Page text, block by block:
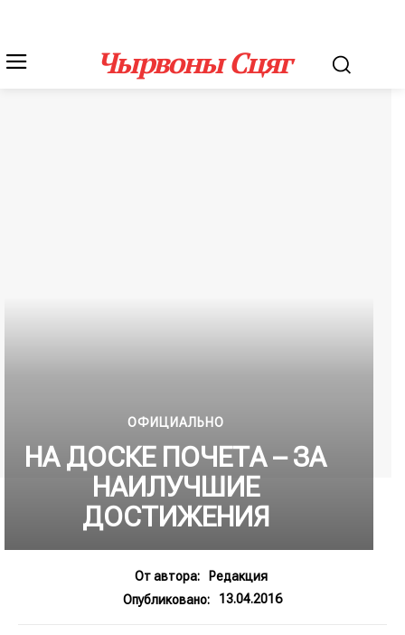
Чырвоны Сцяг
ОФИЦИАЛЬНО
НА ДОСКЕ ПОЧЕТА – ЗА
НАИЛУЧШИЕ
ДОСТИЖЕНИЯ
От автора:
Редакция
Опубликовано:
13.04.2016